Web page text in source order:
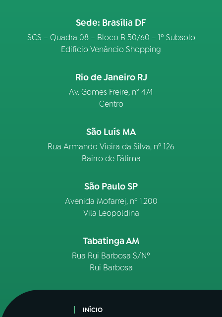
Sede: Brasília DF
SCS – Quadra 08 – Bloco B 50/60 – 1º Subsolo
Edifício Venâncio Shopping
Rio de Janeiro RJ
Av. Gomes Freire, n° 474
Centro
São Luís MA
Rua Armando Vieira da Silva, nº 126
Bairro de Fátima
São Paulo SP
Avenida Mofarrej, nº 1.200
Vila Leopoldina
Tabatinga AM
Rua Rui Barbosa S/Nº
Rui Barbosa
INÍCIO